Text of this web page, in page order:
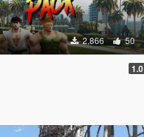
2.866 50
1.0